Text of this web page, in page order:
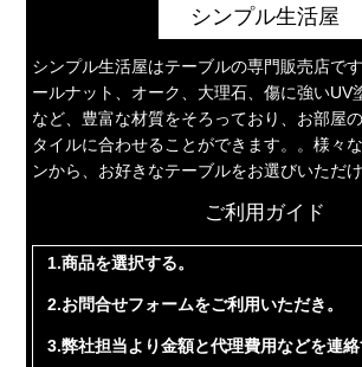
シンプル生活屋
シンプル生活屋はテーブルの専門販売店で
ールナット、オーク、大理石、傷に強いUV
など、豊富な材質をそろっており、お部屋
タイルに合わせることができます。。様々
ンから、お好きなテーブルをお選びいただけ
ご利用ガイド
1.商品を選択する。
2.お問合せフォームをご利用いただき。
3.弊社担当より金額と代理費用などを連絡